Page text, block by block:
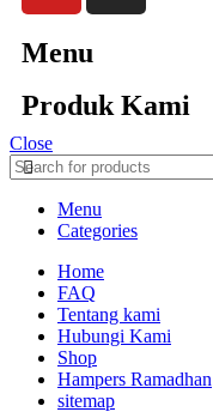
Menu
Produk Kami
Close
Menu
Categories
Home
FAQ
Tentang kami
Hubungi Kami
Shop
Hampers Ramadhan
sitemap